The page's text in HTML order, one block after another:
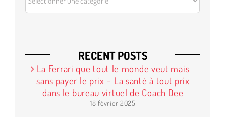
RECENT POSTS
La Ferrari que tout le monde veut mais
sans payer le prix – La santé à tout prix
dans le bureau virtuel de Coach Dee
18 février 2025